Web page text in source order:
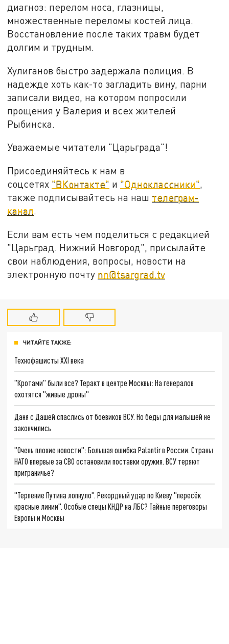
диагноз: перелом носа, глазницы,
множественные переломы костей лица.
Восстановление после таких травм будет
долгим и трудным.
Хулиганов быстро задержала полиция. В
надежде хоть как-то загладить вину, парни
записали видео, на котором попросили
прощения у Валерия и всех жителей
Рыбинска.
Уважаемые читатели "Царьграда"!
Присоединяйтесь к нам в
соцсетях "ВКонтакте" и "Одноклассники",
также подписывайтесь на наш телеграм-
канал.
Если вам есть чем поделиться с редакцией
"Царьград. Нижний Новгород", присылайте
свои наблюдения, вопросы, новости на
электронную почту nn@tsargrad.tv
ЧИТАЙТЕ ТАКЖЕ:
Технофашисты XXI века
"Кротами" были все? Теракт в центре Москвы: На генералов
охотятся "живые дроны"
Даня с Дашей спаслись от боевиков ВСУ. Но беды для малышей не
закончились
"Очень плохие новости": Большая ошибка Palantir в России. Страны
НАТО впервые за СВО остановили поставки оружия. ВСУ теряют
приграничье?
"Терпение Путина лопнуло". Рекордный удар по Киеву "пересёк
красные линии". Особые спецы КНДР на ЛБС? Тайные переговоры
Европы и Москвы